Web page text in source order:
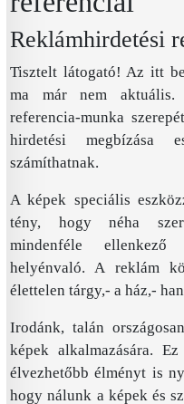
Reklámhirdetési
Tisztelt látogató! Az itt
ma már nem aktuális.
referencia-munka
hirdetési megbízása
számíthatnak.
A képek speciális
tény, hogy néha
mindenféle
helyénvaló. A reklám
élettelen tárgy,- a ház,-
Irodánk, talán
képek alkalmazására.
élvezhetőbb élményt is
hogy nálunk a képek és